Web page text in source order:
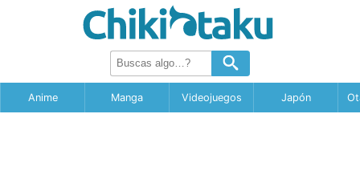
Anime Manga Videojuegos Japón